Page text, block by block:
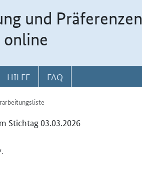
und Präferenzen
online
HILFE FAQ
Stichtag 03.03.2026